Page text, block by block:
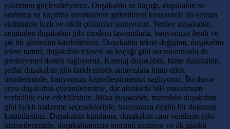
yalıtımını güçlendiriyoruz. Duşakabin su kaçağı, duşakabin su
sızdırma su kaçırma sorunlarının giderilmesi konusunda da uzman
ekibimizle hızlı ve etkili çözümler sunuyoruz. Yerden duşakabin,
zeminden duşakabin gibi modern tasarımlarla, banyonuza ferah ve
şık bir görünüm katabilirsiniz. Duşakabin tekne değişimi, duşakabin
tekne tamiri, duşakabin teknesi su kaçağı gibi sorunlarınızda da
profesyonel destek sağlıyoruz. Karolaj duşakabin, füme duşakabin,
şeffaf duşakabin gibi farklı estetik anlayışlara hitap eden
ürünlerimizle, banyonuzu kişiselleştirmenizi sağlıyoruz. İki duvar
arası duşakabin çözümlerimizle, dar alanlarda bile maksimum
verimlilik elde edebilirsiniz. Mika duşakabin, metrobüs duşakabin
gibi farklı malzeme seçenekleriyle, banyonuza özgün bir dokunuş
katabilirsiniz. Duşakabin kumlama, duşakabin cam yenileme gibi
hizmetlerimizle, duşakabininizin ömrünü uzatıyor ve ilk günkü